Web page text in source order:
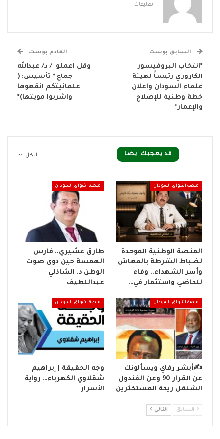
تعليقات
السابق بوست
*انتخاب البروفيسور
الكاروري رئيساً لهيئة
علماء السودان وإعلان
خطة وطنية للإصلاح
والإعمار*
القادم بوست
وقل اعملوا / د/ عبدالله
جماع * تأسيس: (
علمانيتكم انقعوها
واشربوا مويتها)*
الكل قد يعجبك ايضا
منصة اشواق السودان
المنصة الوطنية الموحدة
لضباط الشرطة بالمعاش
وأسر الشهداء.. وفاء
للماضي واستثمار في…
منصة اشواق السودان
طارق عشيري.. فارس
الهمسة حين دوى صوت
الوطن د. الشاذلي
عبداللطيف
منصة اشواق السودان
✍️أبشر رفاي ويسألونك
عن القرار 90 وعن القندول
الشنقل ريكة المستكثرين
منصة اشواق السودان
وجه الحقيقة | إبراهيم
شقلاوي الكهرباء… رواية
الأسرار
السابق التالي